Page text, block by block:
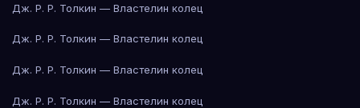
Дж. Р. Р. Толкин — Властелин колец
Дж. Р. Р. Толкин — Властелин колец
Дж. Р. Р. Толкин — Властелин колец
Дж. Р. Р. Толкин — Властелин колец